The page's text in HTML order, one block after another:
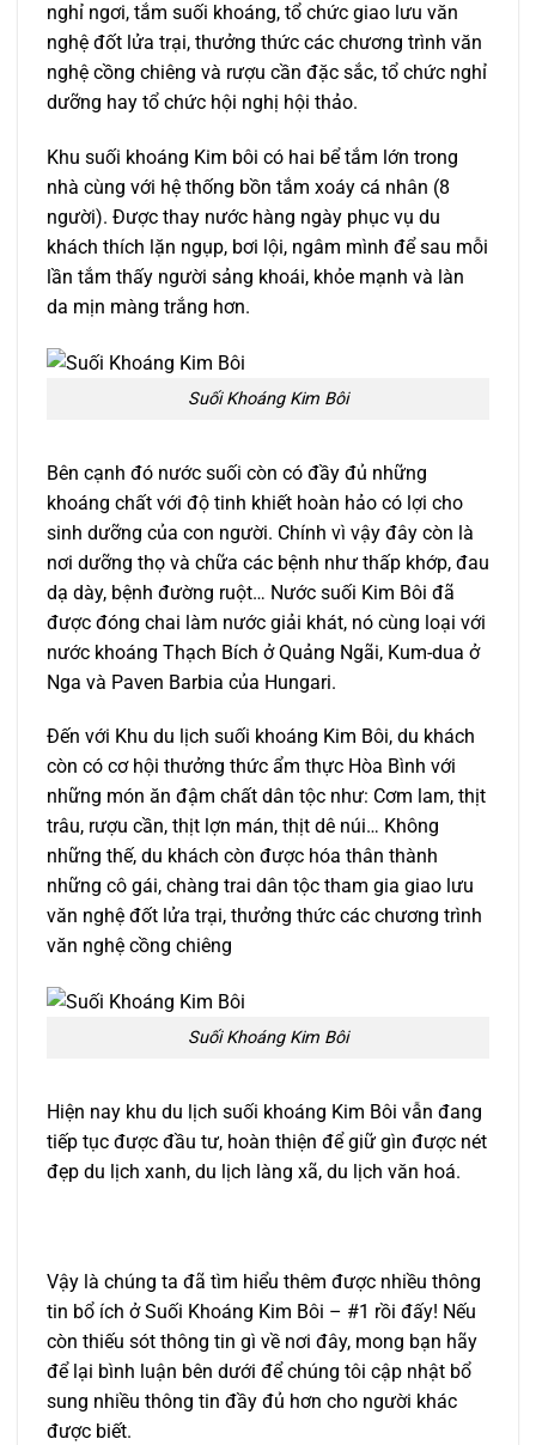
nghỉ ngơi, tắm suối khoáng, tổ chức giao lưu văn
nghệ đốt lửa trại, thưởng thức các chương trình văn
nghệ cồng chiêng và rượu cần đặc sắc, tổ chức nghỉ
dưỡng hay tổ chức hội nghị hội thảo.
Khu suối khoáng Kim bôi có hai bể tắm lớn trong
nhà cùng với hệ thống bồn tắm xoáy cá nhân (8
người). Được thay nước hàng ngày phục vụ du
khách thích lặn ngụp, bơi lội, ngâm mình để sau mỗi
lần tắm thấy người sảng khoái, khỏe mạnh và làn
da mịn màng trắng hơn.
Suối Khoáng Kim Bôi
Bên cạnh đó nước suối còn có đầy đủ những
khoáng chất với độ tinh khiết hoàn hảo có lợi cho
sinh dưỡng của con người. Chính vì vậy đây còn là
nơi dưỡng thọ và chữa các bệnh như thấp khớp, đau
dạ dày, bệnh đường ruột… Nước suối Kim Bôi đã
được đóng chai làm nước giải khát, nó cùng loại với
nước khoáng Thạch Bích ở Quảng Ngãi, Kum-dua ở
Nga và Paven Barbia của Hungari.
Đến với Khu du lịch suối khoáng Kim Bôi, du khách
còn có cơ hội thưởng thức ẩm thực Hòa Bình với
những món ăn đậm chất dân tộc như: Cơm lam, thịt
trâu, rượu cần, thịt lợn mán, thịt dê núi… Không
những thế, du khách còn được hóa thân thành
những cô gái, chàng trai dân tộc tham gia giao lưu
văn nghệ đốt lửa trại, thưởng thức các chương trình
văn nghệ cồng chiêng
Suối Khoáng Kim Bôi
Hiện nay khu du lịch suối khoáng Kim Bôi vẫn đang
tiếp tục được đầu tư, hoàn thiện để giữ gìn được nét
đẹp du lịch xanh, du lịch làng xã, du lịch văn hoá.
Vậy là chúng ta đã tìm hiểu thêm được nhiều thông
tin bổ ích ở Suối Khoáng Kim Bôi – #1 rồi đấy! Nếu
còn thiếu sót thông tin gì về nơi đây, mong bạn hãy
để lại bình luận bên dưới để chúng tôi cập nhật bổ
sung nhiều thông tin đầy đủ hơn cho người khác
được biết.